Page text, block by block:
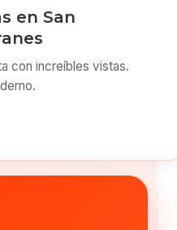
en San
con increíbles vistas.